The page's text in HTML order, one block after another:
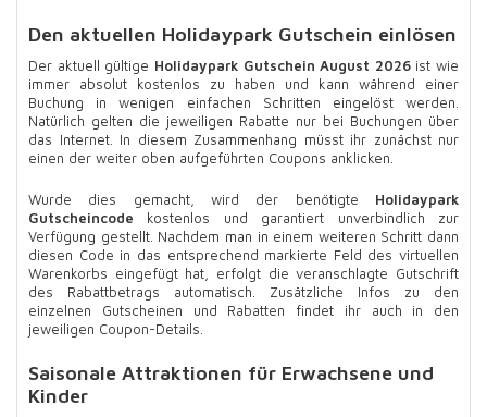
Den aktuellen Holidaypark Gutschein einlösen
Der aktuell gültige Holidaypark Gutschein August 2026ist wie
immer absolut kostenlos zu haben und kann während einer
Buchung in wenigen einfachen Schritten eingelöst werden.
Natürlich gelten die jeweiligen Rabatte nur bei Buchungen über
das Internet. In diesem Zusammenhang müsst ihr zunächst nur
einen der weiter oben aufgeführten Coupons anklicken.
Wurde dies gemacht, wird der benötigte Holidaypark
Gutscheincode kostenlos und garantiert unverbindlich zur
Verfügung gestellt. Nachdem man in einem weiteren Schritt dann
diesen Code in das entsprechend markierte Feld des virtuellen
Warenkorbs eingefügt hat, erfolgt die veranschlagte Gutschrift
des Rabattbetrags automatisch. Zusätzliche Infos zu den
einzelnen Gutscheinen und Rabatten findet ihr auch in den
jeweiligen Coupon-Details.
Saisonale Attraktionen für Erwachsene und
Kinder